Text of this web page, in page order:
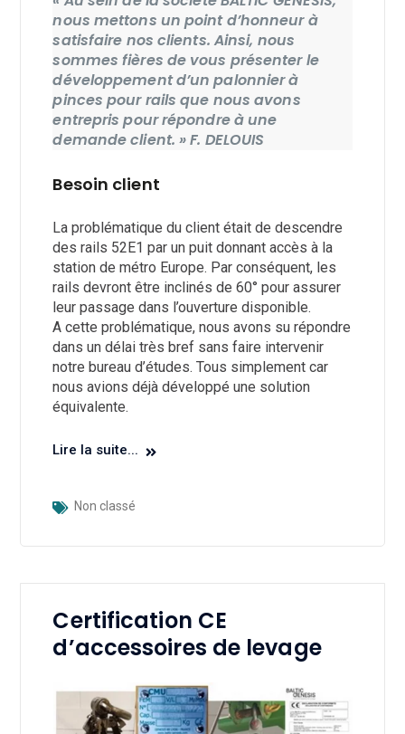
nous mettons un point d’honneur à
satisfaire nos clients. Ainsi, nous
sommes fières de vous présenter le
développement d’un palonnier à
pinces pour rails que nous avons
entrepris pour répondre à une
demande client. » F. DELOUIS
Besoin client
La problématique du client était de descendre
des rails 52E1 par un puit donnant accès à la
station de métro Europe. Par conséquent, les
rails devront être inclinés de 60° pour assurer
leur passage dans l’ouverture disponible.
A cette problématique, nous avons su répondre
dans un délai très bref sans faire intervenir
notre bureau d’études. Tous simplement car
nous avions déjà développé une solution
équivalente.
Lire la suite...
Non classé
Certification CE
d’accessoires de levage